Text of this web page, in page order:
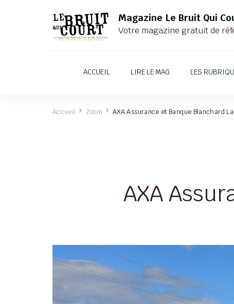
Magazine Le Bruit Qui
Votre magazine gratuit de
ACCUEIL LIRE LE MAG LES
Accueil Zoom AXA Assurance et Banque Blanchard
AXA